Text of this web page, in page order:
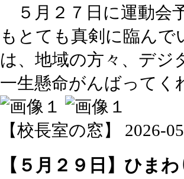
５月２７日に運動会
もとても真剣に臨ん
は、地域の方々、デジ
一生懸命がんばってく
【校長室の窓】 2026-
【５月２９日】ひま